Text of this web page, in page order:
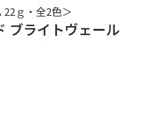
22ｇ・全2色＞
ブライトヴェール